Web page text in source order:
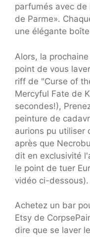
parfumés avec de
de Parme».
une élégante
Alors, la
point de vous
riff de "Curse of
Mercyful Fate de
secondes!),
peinture de
aurions pu utiliser
après que
dit en exclusivité
le point de tuer
vidéo ci-dessous).
Achetez un bar
Etsy de
dire que se laver